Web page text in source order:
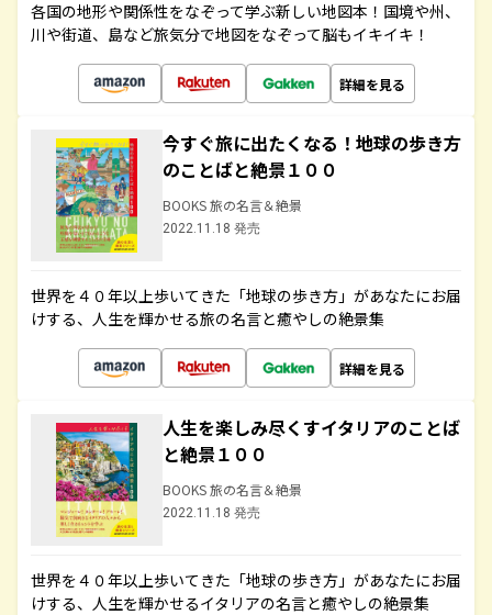
各国の地形や関係性をなぞって学ぶ新しい地図本！国境や州、
川や街道、島など旅気分で地図をなぞって脳もイキイキ！
詳細を見る
今すぐ旅に出たくなる！地球の歩き方
のことばと絶景１００
BOOKS 旅の名言＆絶景
2022.11.18 発売
世界を４０年以上歩いてきた「地球の歩き方」があなたにお届
けする、人生を輝かせる旅の名言と癒やしの絶景集
詳細を見る
人生を楽しみ尽くすイタリアのことば
と絶景１００
BOOKS 旅の名言＆絶景
2022.11.18 発売
世界を４０年以上歩いてきた「地球の歩き方」があなたにお届
けする、人生を輝かせるイタリアの名言と癒やしの絶景集